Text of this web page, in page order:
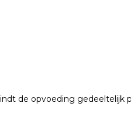
de opvoeding gedeeltelijk